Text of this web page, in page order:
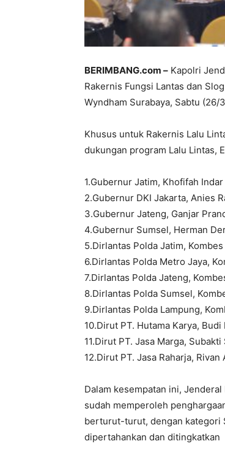
BERIMBANG.com – Kapolri
Rakernis Fungsi Lantas dan
Wyndham Surabaya, Sabtu (26/
Khusus untuk Rakernis Lalu
dukungan program Lalu Lintas,
1.Gubernur Jatim, Khofifah
2.Gubernur DKI Jakarta, Anies
3.Gubernur Jateng, Ganjar
4.Gubernur Sumsel, Herman
5.Dirlantas Polda Jatim,
6.Dirlantas Polda Metro Jaya,
7.Dirlantas Polda Jateng,
8.Dirlantas Polda Sumsel,
9.Dirlantas Polda Lampung,
10.Dirut PT. Hutama Karya, Budi
11.Dirut PT. Jasa Marga, Subakti
12.Dirut PT. Jasa Raharja,
Dalam kesempatan ini,
sudah memperoleh
berturut-turut, dengan kategori
dipertahankan dan ditingkatkan